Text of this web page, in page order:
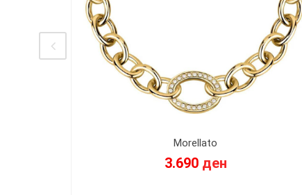
Morellato
3.690 ден